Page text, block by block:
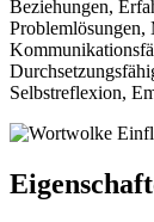
Beziehungen,
Problemlösungen,
Selbstreflexion,